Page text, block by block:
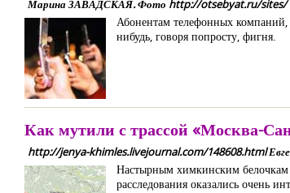
Марина ЗАВАДСКАЯ. Фото http://otsebyat.ru/sites/
Абонентам телефонных компаний,
нибудь, говоря попросту, фигня.
Как мутили с трассой «Москва-
http://jenya-khimles.livejournal.com/148608.html
Настырным химкинским белочкам
расследования оказались очень